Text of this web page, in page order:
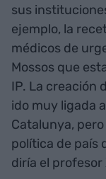
sus
ejemplo, la
médicos de
Mossos que
IP. La creación
ido muy ligada
Catalunya,
política de país
diría el profesor